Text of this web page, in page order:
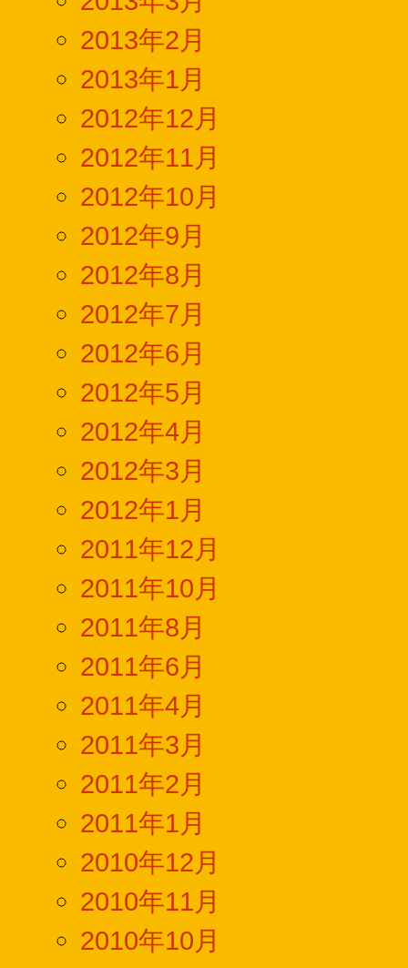
2013年2月
2013年1月
2012年12月
2012年11月
2012年10月
2012年9月
2012年8月
2012年7月
2012年6月
2012年5月
2012年4月
2012年3月
2012年1月
2011年12月
2011年10月
2011年8月
2011年6月
2011年4月
2011年3月
2011年2月
2011年1月
2010年12月
2010年11月
2010年10月